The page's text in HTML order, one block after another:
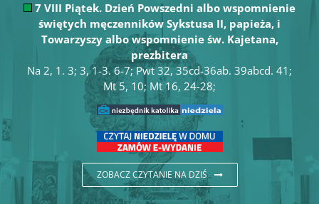
7 VIII Piątek. Dzień Powszedni albo wspomnienie
świętych męczenników Sykstusa II, papieża, i
Towarzyszy albo wspomnienie św. Kajetana,
prezbitera
Na 2, 1. 3; 3, 1-3. 6-7; Pwt 32, 35cd-36ab. 39abcd. 41;
Mt 5, 10; Mt 16, 24-28;
ZOBACZ CZYTANIE NA DZIŚ